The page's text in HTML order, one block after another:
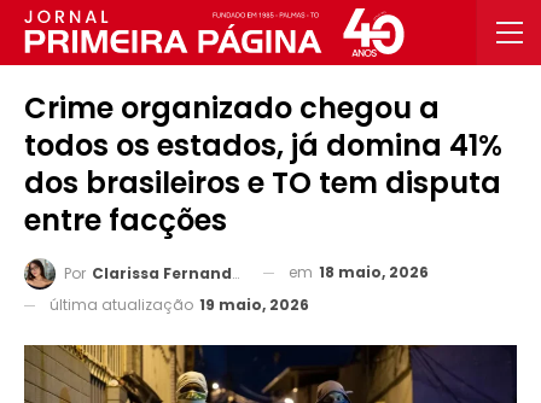
Crime organizado chegou a
todos os estados, já domina 41%
dos brasileiros e TO tem disputa
entre facções
Por Clarissa Fernandes em 18 maio, 2026
última atualização 19 maio, 2026